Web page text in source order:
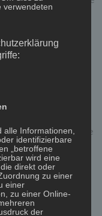
erfolgt.
auf Ihrem
Seite betreten (Third-
die Nutzung
(z.B. Cookies
Cookies sind
ohne diese
oder die
dazu, das
anzuzeigen.
oder zur
verwendeten
alle Informationen,
identifizierbare
„betroffene
wird eine
direkt oder
zu einer
einer
zu einer Online-
der